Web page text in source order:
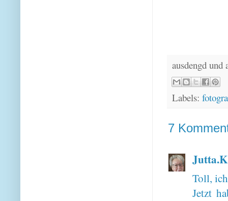
ausdengd
Labels:
7
Toll,
Jetzt